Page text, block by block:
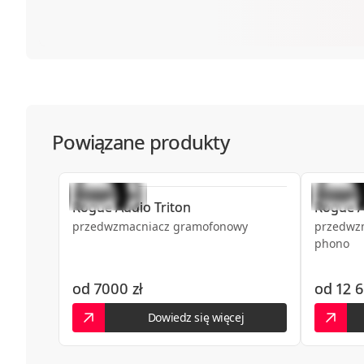
Powiązane produkty
Rogue Audio Triton
przedwzmacniacz gramofonowy
od 7000 zł
Dowiedz się więcej
Rogue
phono
od 12